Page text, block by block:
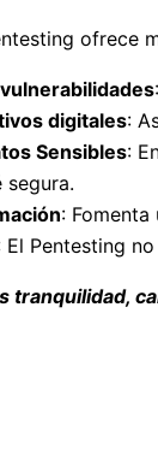
ofrece
digitales:
Sensibles:
segura.
:
El Pentesting
tranquilidad,